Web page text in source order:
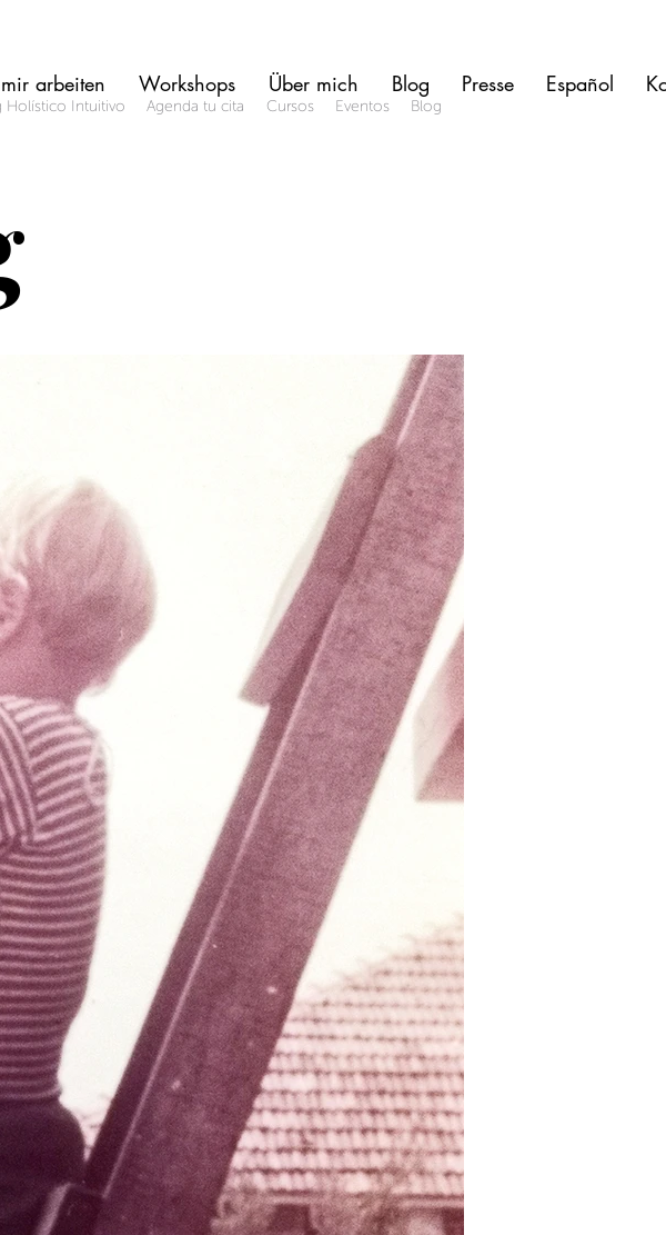
arbeiten Workshops Über mich Blog Presse Español
Holístico Intuitivo Agenda tu cita Cursos Eventos Blog